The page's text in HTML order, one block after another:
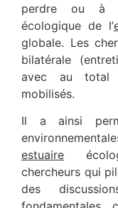
perdre ou à
écologique de l’
globale. Les
bilatérale
avec au total
mobilisés.
Il a ainsi
estuaire
chercheurs qui
des